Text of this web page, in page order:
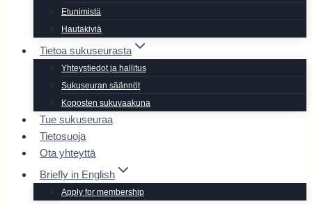
Etunimistä
Hautakiviä
Tietoa sukuseurasta
Yhteystiedot ja hallitus
Sukuseuran säännöt
Koposten sukuvaakuna
Tue sukuseuraa
Tietosuoja
Ota yhteyttä
Briefly in English
Apply for membership